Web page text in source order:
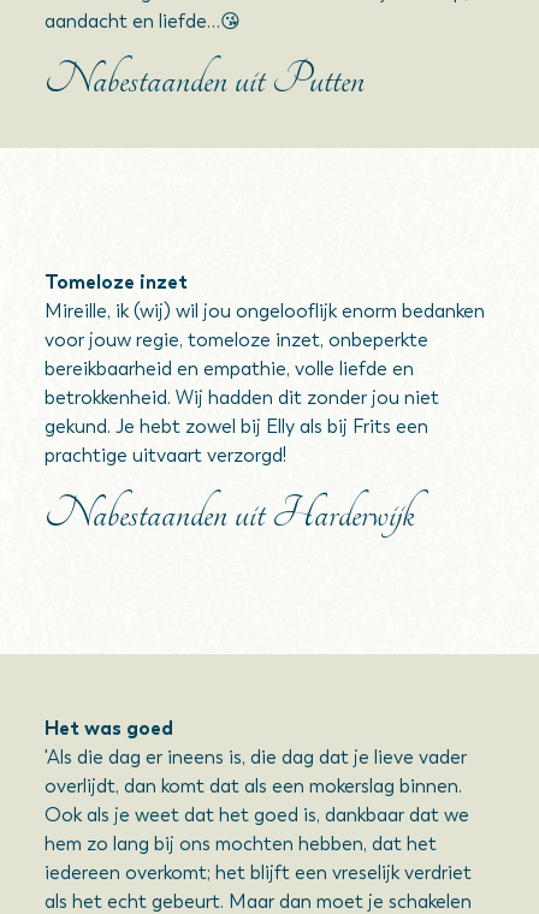
aandacht en liefde…😘
Nabestaanden uit Putten
Tomeloze inzet
Mireille, ik (wij) wil jou ongelooflijk enorm bedanken
voor jouw regie, tomeloze inzet, onbeperkte
bereikbaarheid en empathie, volle liefde en
betrokkenheid. Wij hadden dit zonder jou niet
gekund. Je hebt zowel bij Elly als bij Frits een
prachtige uitvaart verzorgd!
Nabestaanden uit Harderwijk
Het was goed
'Als die dag er ineens is, die dag dat je lieve vader
overlijdt, dan komt dat als een mokerslag binnen.
Ook als je weet dat het goed is, dankbaar dat we
hem zo lang bij ons mochten hebben, dat het
iedereen overkomt; het blijft een vreselijk verdriet
als het echt gebeurt. Maar dan moet je schakelen